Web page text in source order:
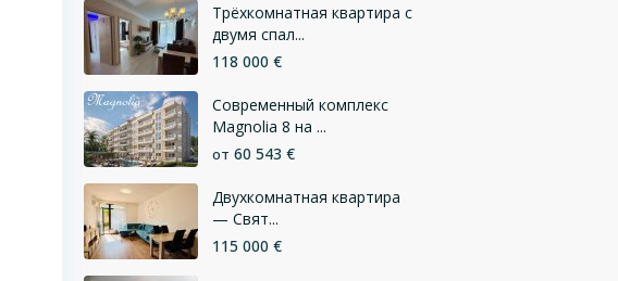
Трёхкомнатная квартира с
двумя спал...
118 000 €
Современный комплекс
Magnolia 8 на ...
от 60 543 €
Двухкомнатная квартира
— Свят...
115 000 €